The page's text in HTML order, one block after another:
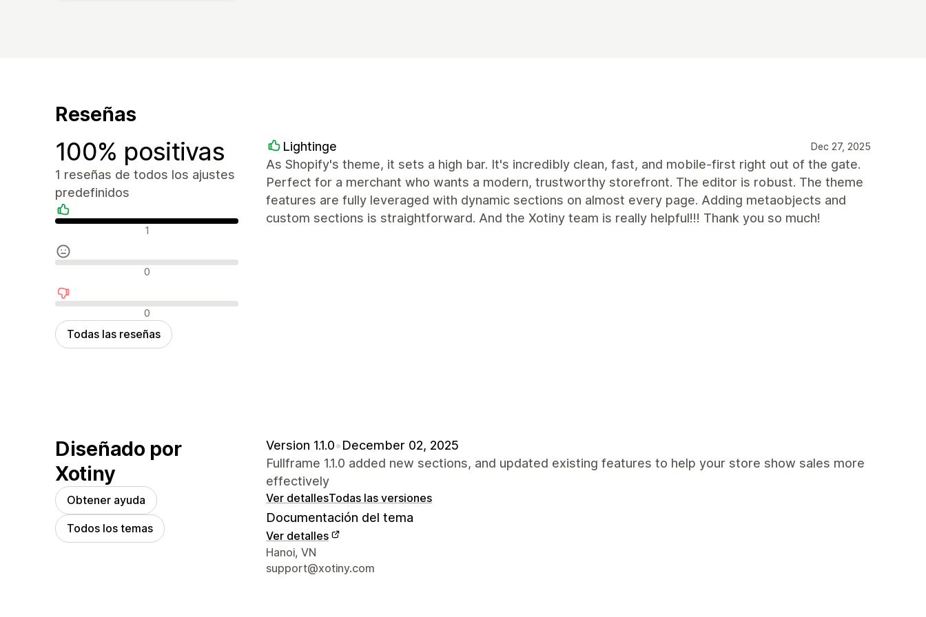
Reseñas
100% positivas
1 reseñas de todos los ajustes
predefinidos
Reseñas positivas1
Reseñas neutras 0
Reseñas negativas
0
Todas las reseñas
Lightinge Dec 27, 2025
As Shopify's theme, it sets a high bar. It's incredibly clean, fast, and mobile-first right out of the gate.
Perfect for a merchant who wants a modern, trustworthy storefront. The editor is robust. The theme
features are fully leveraged with dynamic sections on almost every page. Adding metaobjects and
custom sections is straightforward. And the Xotiny team is really helpful!!! Thank you so much!
Diseñado por
Xotiny
Obtener ayuda
Todos los temas
Version 1.1.0•December 02, 2025
Fullframe 1.1.0 added new sections, and updated existing features to help your store show sales more
effectively
Ver detallesTodas las versiones
Documentación del tema
Ver detalles
Detalles de contacto del diseñador
Hanoi, VN
support@xotiny.com